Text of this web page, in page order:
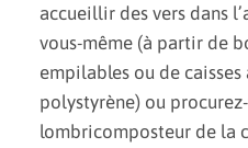
accueillir des vers dans
vous-même (à partir de
empilables ou de caisses
polystyrène) ou
lombricomposteur de la